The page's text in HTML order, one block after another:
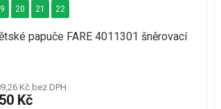
papuče FARE 4011301 šněrovací
Kč bez DPH
Kč
20 21 22